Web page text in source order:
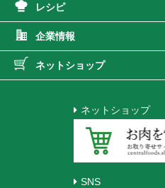
レシピ
企業情報
ネットショップ
ネットショップ
SNS